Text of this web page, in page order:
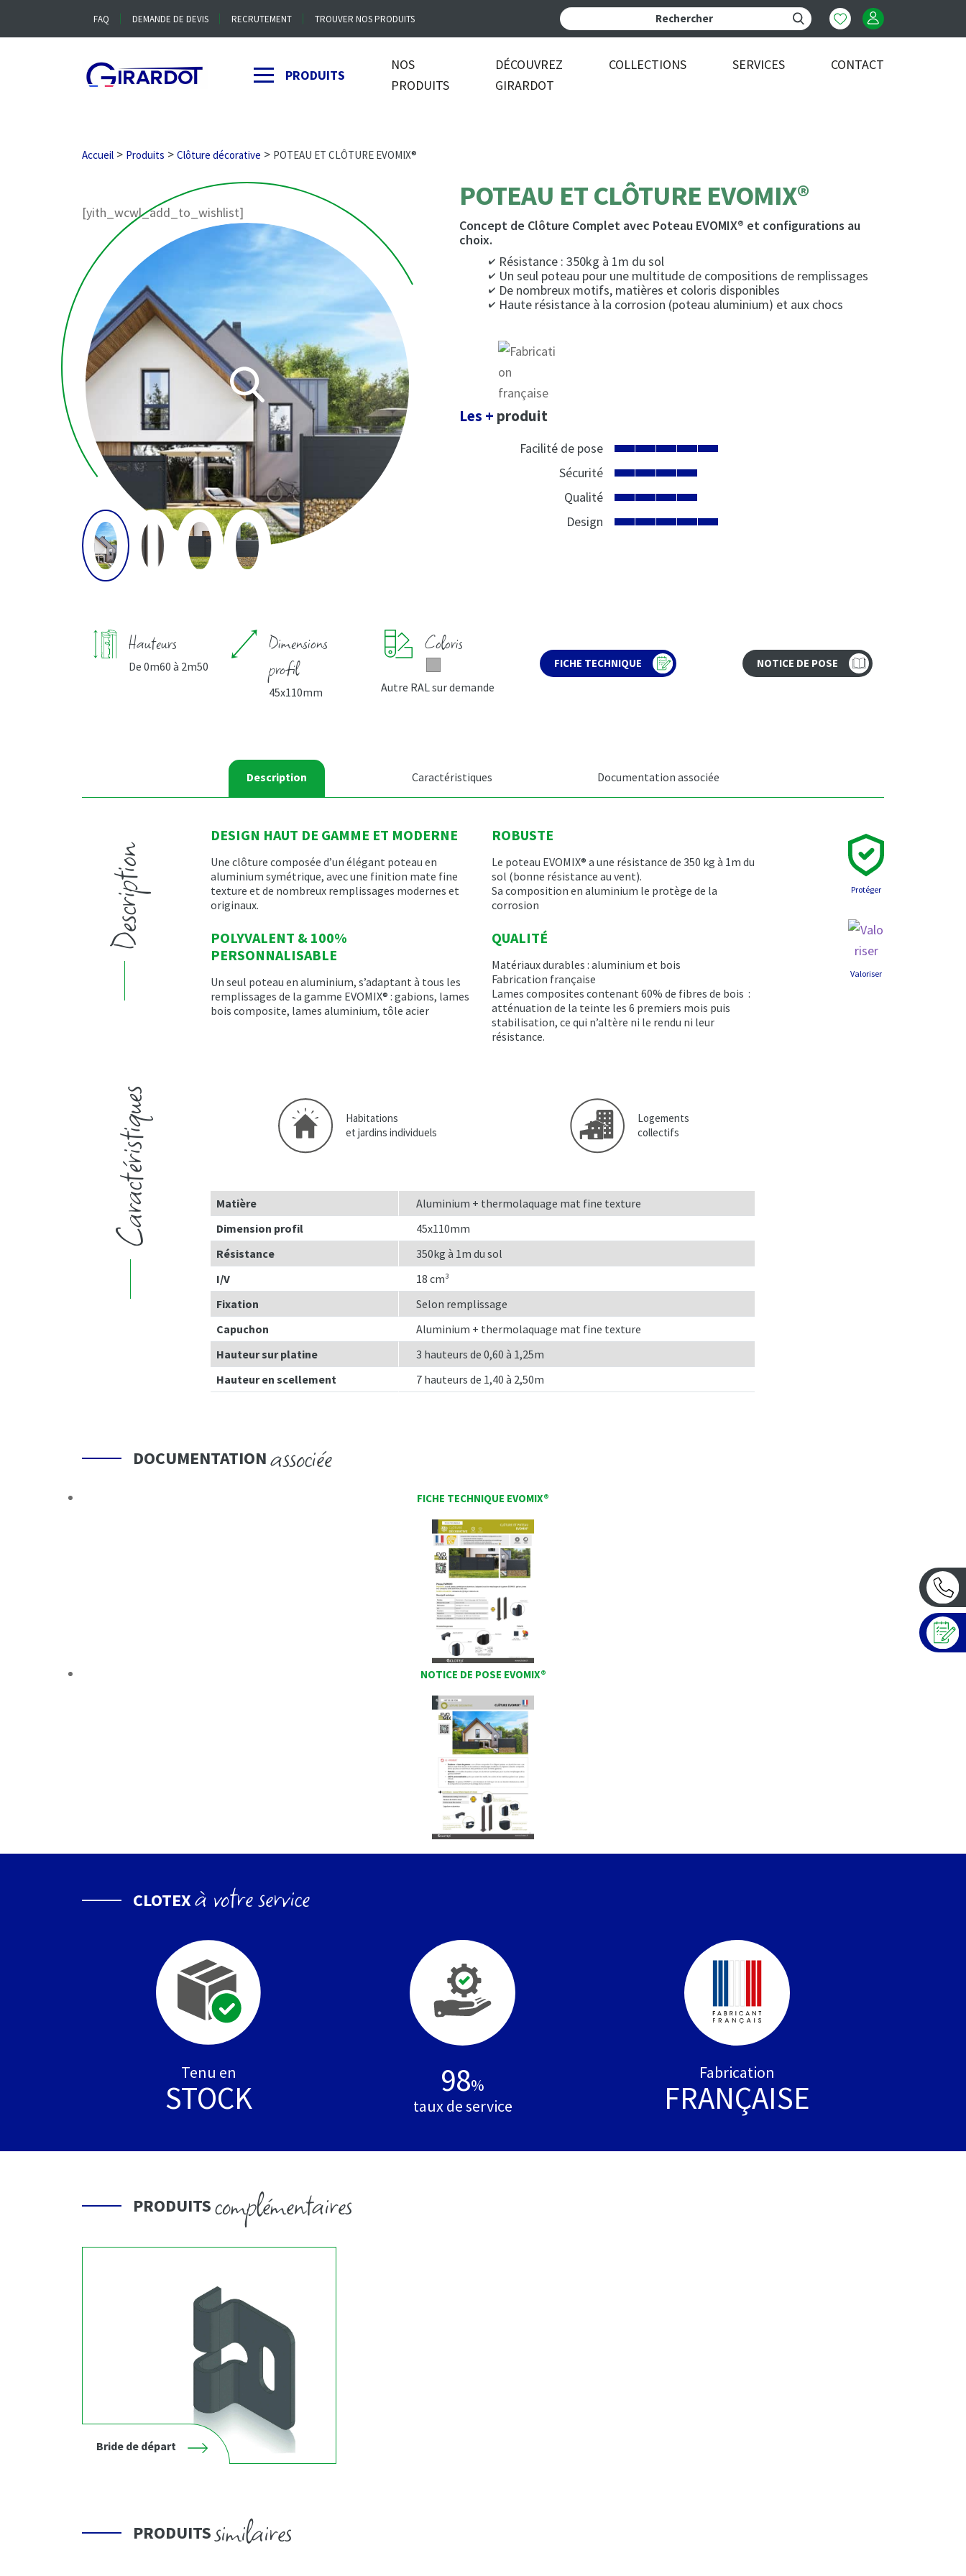
FAQ DEMANDE DE DEVIS RECRUTEMENT TROUVER NOS PRODUITS
PRODUITS
NOS
PRODUITS
DÉCOUVREZ
GIRARDOT
COLLECTIONS SERVICES CONTACT
Accueil > Produits > Clôture décorative > POTEAU ET CLÔTURE EVOMIX®
[yith_wcwl_add_to_wishlist]
POTEAU ET CLÔTURE EVOMIX®
Concept de Clôture Complet avec Poteau EVOMIX® et configurations au
choix.
Résistance : 350kg à 1m du sol
Un seul poteau pour une multitude de compositions de remplissages
De nombreux motifs, matières et coloris disponibles
Haute résistance à la corrosion (poteau aluminium) et aux chocs
Les + produit
Facilité de pose
Sécurité
Qualité
Design
Hauteurs
De 0m60 à 2m50
Dimensions
profil
45x110mm
Coloris
Autre RAL sur demande
FICHE TECHNIQUE NOTICE DE POSE
Description Caractéristiques Documentation associée
Description Protéger
Valoriser
DESIGN HAUT DE GAMME ET MODERNE
Une clôture composée d’un élégant poteau en
aluminium symétrique, avec une finition mate fine
texture et de nombreux remplissages modernes et
originaux.
ROBUSTE
Le poteau EVOMIX® a une résistance de 350 kg à 1m du
sol (bonne résistance au vent).
Sa composition en aluminium le protège de la
corrosion
POLYVALENT & 100%
PERSONNALISABLE
Un seul poteau en aluminium, s’adaptant à tous les
remplissages de la gamme EVOMIX® : gabions, lames
bois composite, lames aluminium, tôle acier
QUALITÉ
Matériaux durables : aluminium et bois
Fabrication française
Lames composites contenant 60% de fibres de bois :
atténuation de la teinte les 6 premiers mois puis
stabilisation, ce qui n’altère ni le rendu ni leur
résistance.
Caractéristiques
Habitations
et jardins individuels
Logements
collectifs
Matière
Aluminium + thermolaquage mat fine texture
Dimension profil
45x110mm
Résistance
350kg à 1m du sol
I/V
18 cm³
Fixation
Selon remplissage
Capuchon
Aluminium + thermolaquage mat fine texture
Hauteur sur platine
3 hauteurs de 0,60 à 1,25m
Hauteur en scellement
7 hauteurs de 1,40 à 2,50m
DOCUMENTATIONassociée
FICHE TECHNIQUE EVOMIX®
NOTICE DE POSE EVOMIX®
CLOTEXà votre service
Tenu en
STOCK 98%
taux de service
Fabrication
FRANÇAISE
PRODUITScomplémentaires
Bride de départ
PRODUITSsimilaires